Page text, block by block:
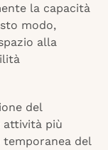
la capacità
modo,
alla
del
attività più
temporanea del